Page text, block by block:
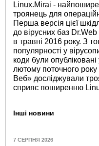
Linux.Mirai -
троянець для
Перша версія цієї
до вірусних баз
в травні 2016 року. З
популярності у
коди були
лютому поточного року
Веб» досліджували
сприяє поширенню
Інші новини
7 СЕРПНЯ 2026